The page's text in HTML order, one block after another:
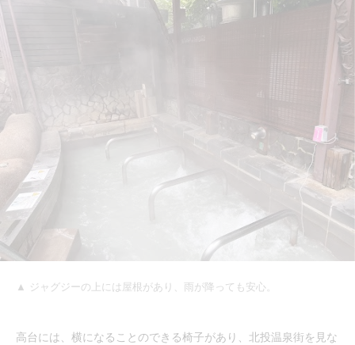
▲ ジャグジーの上には屋根があり、雨が降っても安心。
高台には、横になることのできる椅子があり、北投温泉街を見な